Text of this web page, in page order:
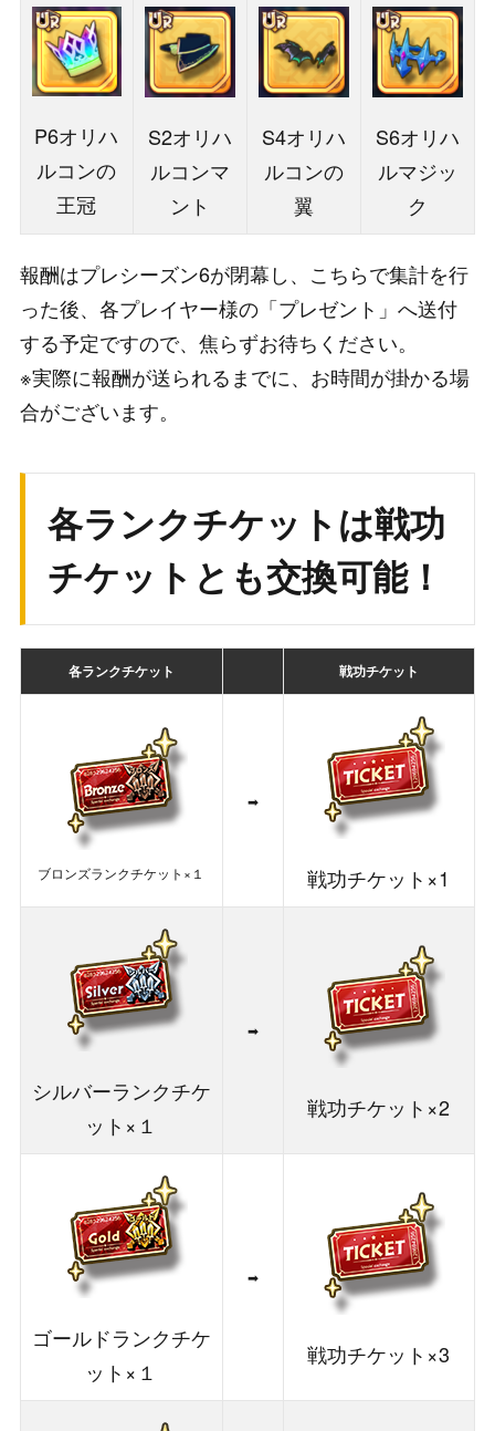
P6オリハ
ルコンの
王冠
S2オリハ
ルコンマ
ント
S4オリハ
ルコンの
翼
S6オリハ
ルマジッ
ク
報酬はプレシーズン6が閉幕し、こちらで集計を行
った後、各プレイヤー様の「プレゼント」へ送付
する予定ですので、焦らずお待ちください。
※実際に報酬が送られるまでに、お時間が掛かる場
合がございます。
各ランクチケットは戦功
チケットとも交換可能！
各ランクチケット 戦功チケット
ブロンズランクチケット×１
➡
戦功チケット×1
シルバーランクチケ
ット×１
➡
戦功チケット×2
ゴールドランクチケ
ット×１
➡
戦功チケット×3